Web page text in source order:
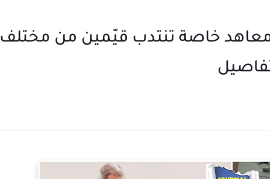
خاصة تنتدب قيّمين من مختلف